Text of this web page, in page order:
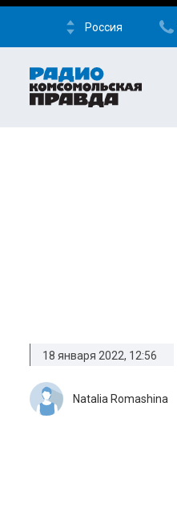
Россия
18 января 2022, 12:56
Natalia Romashina